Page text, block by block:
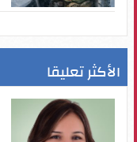
الأكثر تعليقا